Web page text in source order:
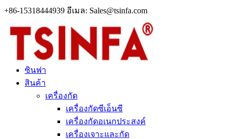
+86-15318444939 อีเมล: Sales@tsinfa.com
ซินฟา
สินค้า
เครื่องกัด
เครื่องกัดซีเอ็นซี
เครื่องกัดอเนกประสงค์
เครื่องเจาะและกัด